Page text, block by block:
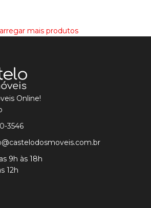
mais produtos
Online!
3546
9h às 18h
12h